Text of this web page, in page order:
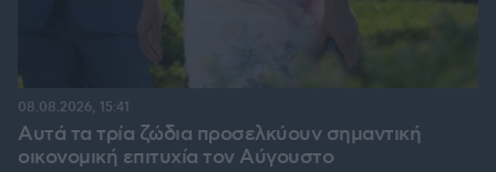
Αυτά τα τρία ζώδια προσελκύουν σημαντική
οικονομική επιτυχία τον Αύγουστο
08.08.2026, 15:41